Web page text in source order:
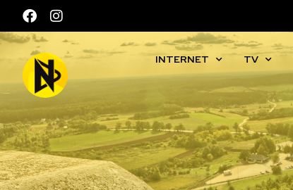
INTERNET TV